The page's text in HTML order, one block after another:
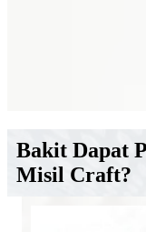
Bakit Dapat
Misil Craft?